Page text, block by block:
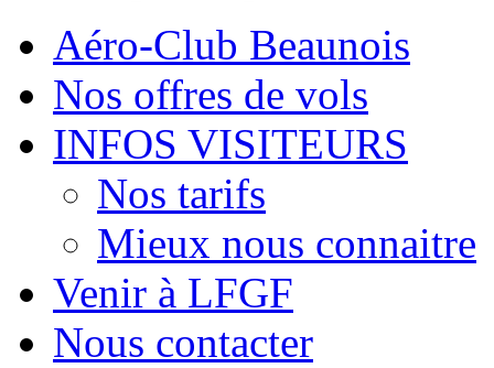
Aéro-Club Beaunois
Nos offres de vols
INFOS VISITEURS
Nos tarifs
Mieux nous connaitre
Venir à LFGF
Nous contacter